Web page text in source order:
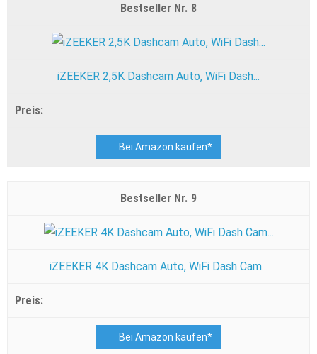
8
iZEEKER 2,5K Dashcam Auto, WiFi Dash...
Bei Amazon kaufen*
9
iZEEKER 4K Dashcam Auto, WiFi Dash Cam...
Bei Amazon kaufen*